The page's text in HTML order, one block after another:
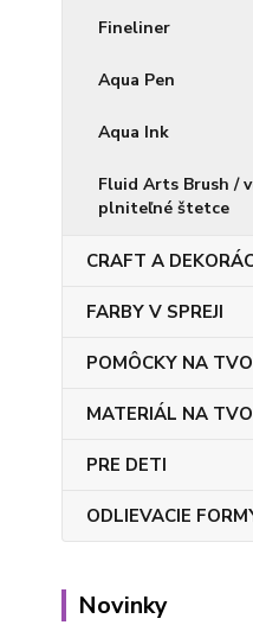
Fineliner
Aqua Pen
Aqua Ink
Fluid Arts Brush /
plniteľné štetce
CRAFT A
FARBY V SPREJI
POMÔCKY NA
MATERIÁL NA
PRE DETI
ODLIEVACIE
Novinky